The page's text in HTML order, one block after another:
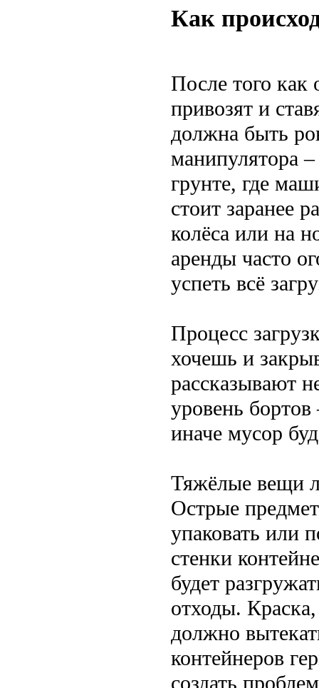
Как
После того как
привозят и
должна быть
манипулятора
грунте, где
стоит заранее
колёса или на
аренды часто
успеть всё
Процесс
хочешь и
рассказывают
уровень
иначе мусор
Тяжёлые вещи
Острые
упаковать или
стенки
будет
отходы. Краска,
должно
контейнеров
создать